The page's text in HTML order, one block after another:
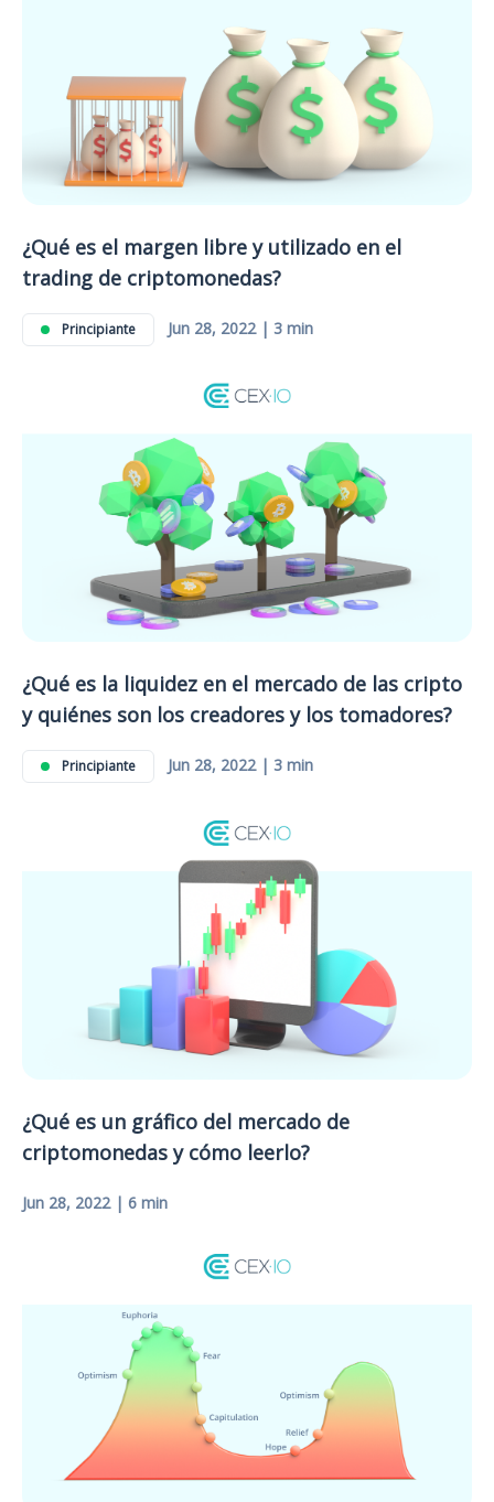
¿Qué es el margen libre y utilizado en el
trading de criptomonedas?
Principiante Jun 28, 2022 | 3 min
¿Qué es la liquidez en el mercado de las cripto
y quiénes son los creadores y los tomadores?
Principiante Jun 28, 2022 | 3 min
¿Qué es un gráfico del mercado de
criptomonedas y cómo leerlo?
Jun 28, 2022 | 6 min